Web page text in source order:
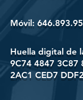
Móvil:
Huella digital de
9C74 4847 3C87
2AC1 CED7